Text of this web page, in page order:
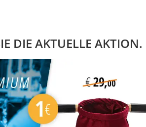
DIE AKTUELLE AKTION.